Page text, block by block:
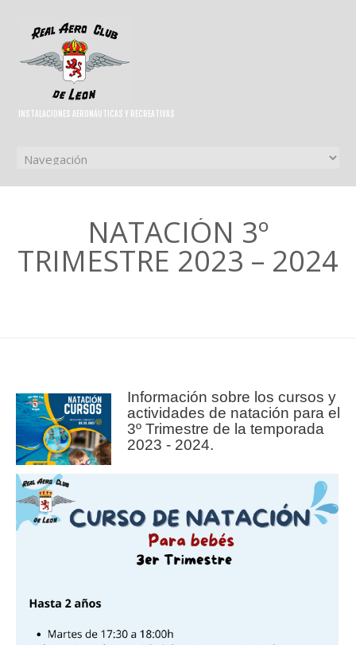
INSTALACIONES AERONÁUTICAS Y RECREATIVAS
NATACIÓN 3º
TRIMESTRE 2023 – 2024
Información sobre los cursos y
actividades de natación para el
3º Trimestre de la temporada
2023 - 2024.